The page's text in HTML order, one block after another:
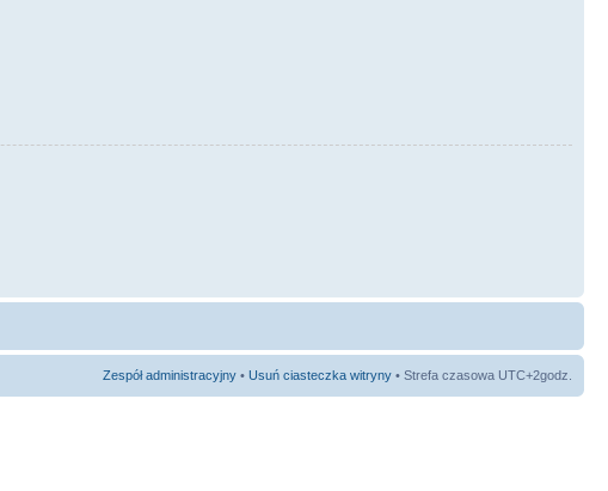
Zespół administracyjny • Usuń ciasteczka witryny • Strefa czasowa UTC+2godz.